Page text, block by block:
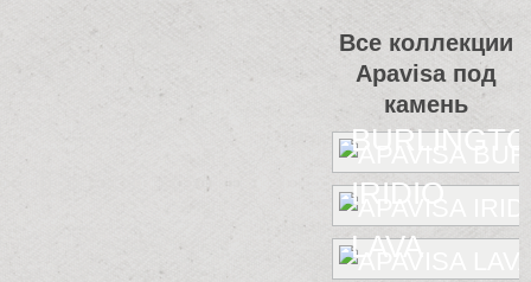
Все коллекции
Apavisa под
камень
IRIDIO
LAVA